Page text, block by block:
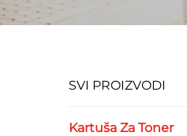
SVI PROIZVODI
Kartuša Za Toner